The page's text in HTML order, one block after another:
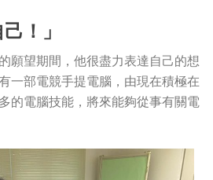
！」
願望期間，他很盡力表達自己的想
一部電競手提電腦，由現在積極在
的電腦技能，將來能夠從事有關電